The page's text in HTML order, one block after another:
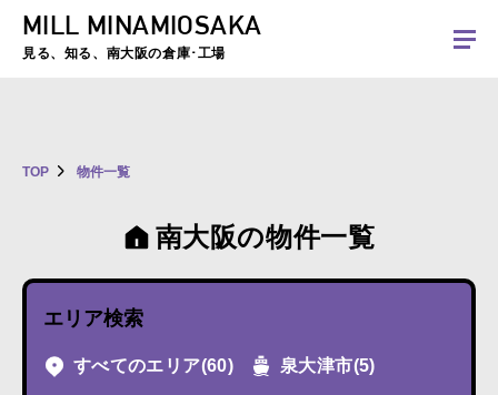
夏季休暇のお知らせ：2026年8月8日(土)～8月16日(日)まで休業とさせていた
MILL MINAMIOSAKA
見る、知る、南大阪の倉庫･工場
TOP 物件一覧
南大阪の物件一覧
エリア検索
すべてのエリア(60) 泉大津市(5)